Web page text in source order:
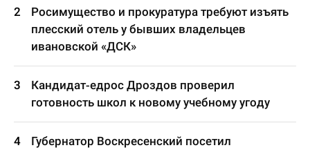
Росимущество и прокуратура требуют изъять
плесский отель у бывших владельцев
ивановской «ДСК»
Кандидат-едрос Дроздов проверил
готовность школ к новому учебному угоду
Губернатор Воскресенский посетил